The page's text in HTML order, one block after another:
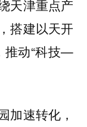
天津重点产
搭建以天开
推动“科技—
加速转化，